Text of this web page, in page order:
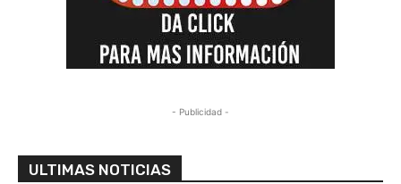
- Publicidad -
ULTIMAS NOTICIAS